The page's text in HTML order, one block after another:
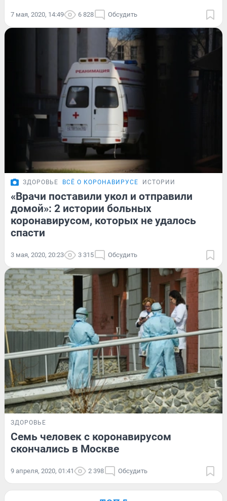
7 мая, 2020, 14:49 6 828 Обсудить
ЗДОРОВЬЕ ВСЁ О КОРОНАВИРУСЕ ИСТОРИИ
«Врачи поставили укол и отправили
домой»: 2 истории больных
коронавирусом, которых не удалось
спасти
3 мая, 2020, 20:23 3 315 Обсудить
ЗДОРОВЬЕ
Семь человек с коронавирусом
скончались в Москве
9 апреля, 2020, 01:41 2 398 Обсудить